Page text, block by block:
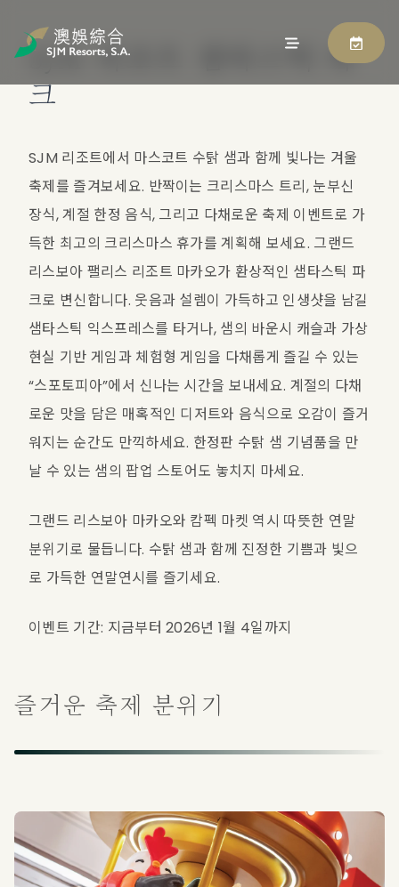
SJM 리조트 샘타스틱 파
크
SJM 리조트에서 마스코트 수탉 샘과 함께 빛나는 겨울
축제를 즐겨보세요. 반짝이는 크리스마스 트리, 눈부신
장식, 계절 한정 음식, 그리고 다채로운 축제 이벤트로 가
득한 최고의 크리스마스 휴가를 계획해 보세요. 그랜드
리스보아 팰리스 리조트 마카오가 환상적인 샘타스틱 파
크로 변신합니다. 웃음과 설렘이 가득하고 인생샷을 남길
샘타스틱 익스프레스를 타거나, 샘의 바운시 캐슬과 가상
현실 기반 게임과 체험형 게임을 다채롭게 즐길 수 있는
“스포토피아”에서 신나는 시간을 보내세요. 계절의 다채
로운 맛을 담은 매혹적인 디저트와 음식으로 오감이 즐거
워지는 순간도 만끽하세요. 한정판 수탉 샘 기념품을 만
날 수 있는 샘의 팝업 스토어도 놓치지 마세요.
그랜드 리스보아 마카오와 캄펙 마켓 역시 따뜻한 연말
분위기로 물듭니다. 수탉 샘과 함께 진정한 기쁨과 빛으
로 가득한 연말연시를 즐기세요.
이벤트 기간: 지금부터 2026년 1월 4일까지
즐거운 축제 분위기